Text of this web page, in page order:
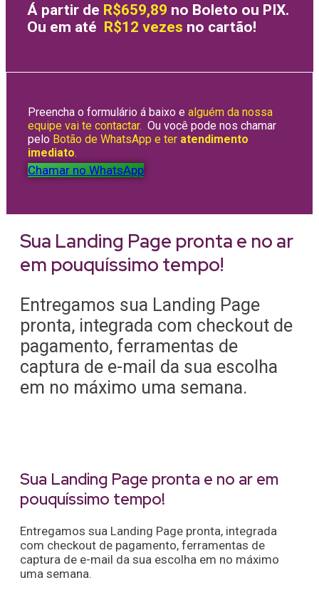
Á partir de R$659,89 no Boleto ou PIX.
Ou em até R$12 vezes no cartão!
Preencha o formulário á baixo e alguém da nossa
equipe vai te contactar. Ou você pode nos chamar
pelo Botão de WhatsApp e ter atendimento
imediato.
Chamar no WhatsApp
Sua Landing Page pronta e no ar
em pouquíssimo tempo!
Entregamos sua Landing Page
pronta, integrada com checkout de
pagamento, ferramentas de
captura de e-mail da sua escolha
em no máximo uma semana.
Sua Landing Page pronta e no ar em
pouquíssimo tempo!
Entregamos sua Landing Page pronta, integrada
com checkout de pagamento, ferramentas de
captura de e-mail da sua escolha em no máximo
uma semana.